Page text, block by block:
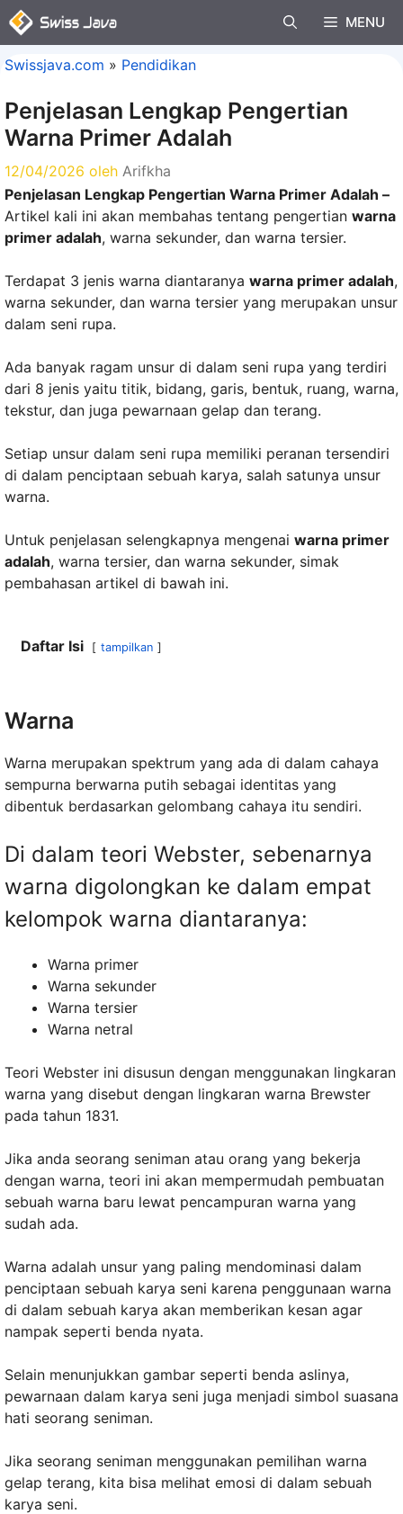
Langsung
ke
MENU
Swissjava.com » Pendidikan
Penjelasan Lengkap Pengertian
Warna Primer Adalah
12/04/2026 oleh Arifkha
Penjelasan Lengkap Pengertian Warna Primer Adalah –
Artikel kali ini akan membahas tentang pengertian warna
primer adalah, warna sekunder, dan warna tersier.
Terdapat 3 jenis warna diantaranya warna primer adalah,
warna sekunder, dan warna tersier yang merupakan unsur
dalam seni rupa.
Ada banyak ragam unsur di dalam seni rupa yang terdiri
dari 8 jenis yaitu titik, bidang, garis, bentuk, ruang, warna,
tekstur, dan juga pewarnaan gelap dan terang.
Setiap unsur dalam seni rupa memiliki peranan tersendiri
di dalam penciptaan sebuah karya, salah satunya unsur
warna.
Untuk penjelasan selengkapnya mengenai warna primer
adalah, warna tersier, dan warna sekunder, simak
pembahasan artikel di bawah ini.
Daftar Isi tampilkan
Warna
Warna merupakan spektrum yang ada di dalam cahaya
sempurna berwarna putih sebagai identitas yang
dibentuk berdasarkan gelombang cahaya itu sendiri.
Di dalam teori Webster, sebenarnya
warna digolongkan ke dalam empat
kelompok warna diantaranya:
Warna primer
Warna sekunder
Warna tersier
Warna netral
Teori Webster ini disusun dengan menggunakan lingkaran
warna yang disebut dengan lingkaran warna Brewster
pada tahun 1831.
Jika anda seorang seniman atau orang yang bekerja
dengan warna, teori ini akan mempermudah pembuatan
sebuah warna baru lewat pencampuran warna yang
sudah ada.
Warna adalah unsur yang paling mendominasi dalam
penciptaan sebuah karya seni karena penggunaan warna
di dalam sebuah karya akan memberikan kesan agar
nampak seperti benda nyata.
Selain menunjukkan gambar seperti benda aslinya,
pewarnaan dalam karya seni juga menjadi simbol suasana
hati seorang seniman.
Jika seorang seniman menggunakan pemilihan warna
gelap terang, kita bisa melihat emosi di dalam sebuah
karya seni.